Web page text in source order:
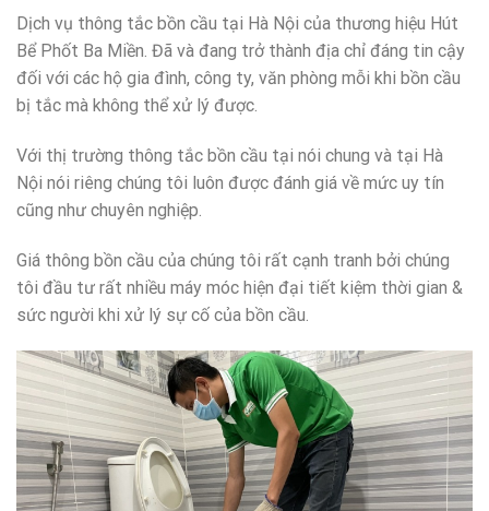
Dịch vụ thông tắc bồn cầu tại Hà Nội của thương hiệu Hút
Bể Phốt Ba Miền. Đã và đang trở thành địa chỉ đáng tin cậy
đối với các hộ gia đình, công ty, văn phòng mỗi khi bồn cầu
bị tắc mà không thể xử lý được.
Với thị trường thông tắc bồn cầu tại nói chung và tại Hà
Nội nói riêng chúng tôi luôn được đánh giá về mức uy tín
cũng như chuyên nghiệp.
Giá thông bồn cầu của chúng tôi rất cạnh tranh bởi chúng
tôi đầu tư rất nhiều máy móc hiện đại tiết kiệm thời gian &
sức người khi xử lý sự cố của bồn cầu.